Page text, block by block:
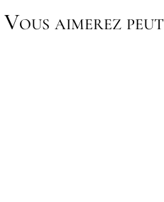
Vous aimerez